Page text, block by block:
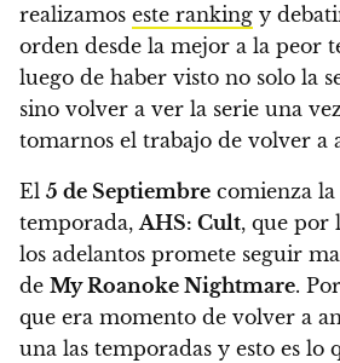
realizamos este ranking y
orden desde la mejor a la peor
luego de haber visto no solo la
sino volver a ver la serie una
tomarnos el trabajo de volver a
El 5 de Septiembre comienza la
temporada, AHS: Cult, que por
los adelantos promete seguir
de My Roanoke Nightmare.
que era momento de volver a
una las temporadas y esto es lo